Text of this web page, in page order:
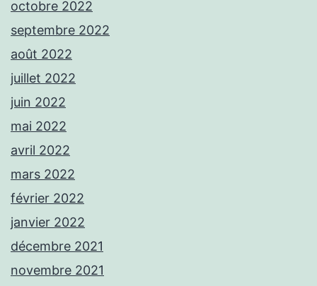
octobre 2022
septembre 2022
août 2022
juillet 2022
juin 2022
mai 2022
avril 2022
mars 2022
février 2022
janvier 2022
décembre 2021
novembre 2021